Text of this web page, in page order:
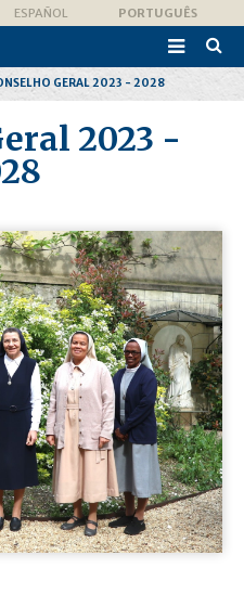
ESPAÑOL PORTUGUÊS

GERAL 2023 - 2028
2023 -